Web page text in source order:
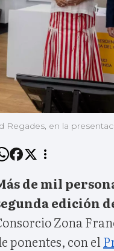
Regades, en la
de mil
edición
Zona
ponentes, con el